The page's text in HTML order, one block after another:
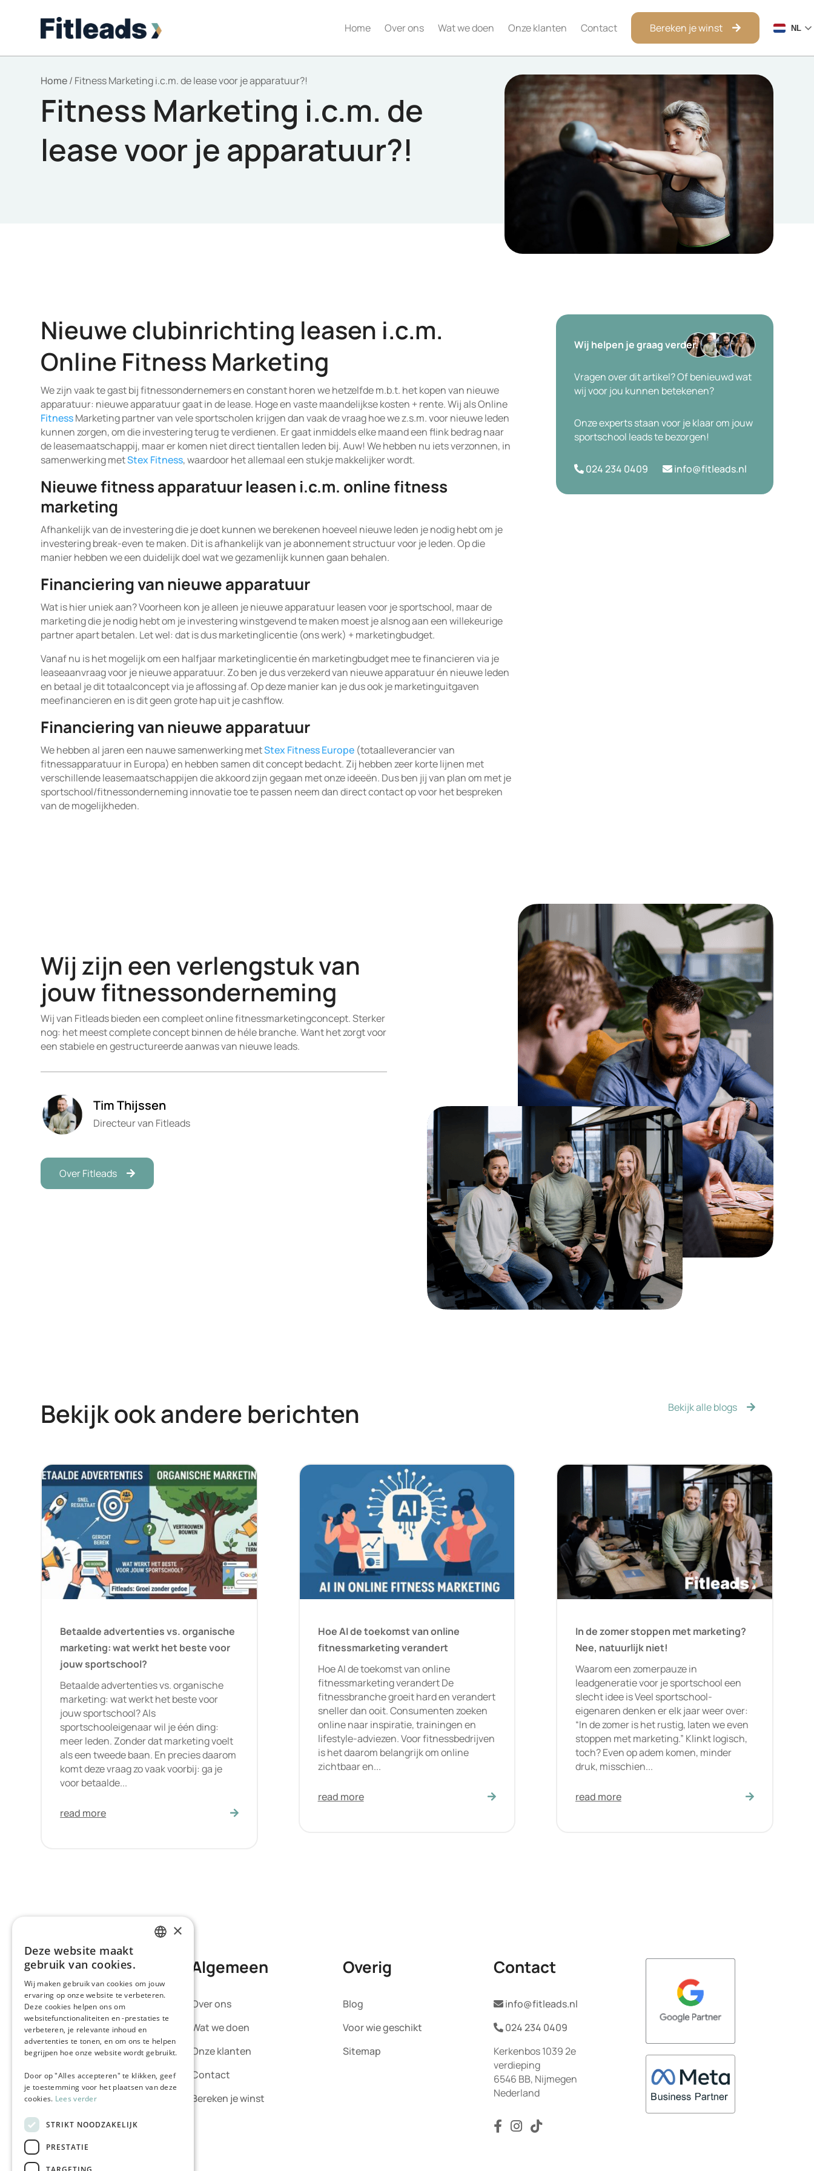
Home Over ons Wat we doen Onze klanten Contact Bereken je winst NL
Home/ Fitness Marketing i.c.m. de lease voor je apparatuur?!
Fitness Marketing i.c.m. de
lease voor je apparatuur?!
Nieuwe clubinrichting leasen i.c.m.
Online Fitness Marketing
We zijn vaak te gast bij fitnessondernemers en constant horen we hetzelfde m.b.t. het kopen van nieuwe
apparatuur: nieuwe apparatuur gaat in de lease. Hoge en vaste maandelijkse kosten + rente. Wij als Online
FitnessMarketing partner van vele sportscholen krijgen dan vaak de vraag hoe we z.s.m. voor nieuwe leden
kunnen zorgen, om die investering terug te verdienen. Er gaat inmiddels elke maand een flink bedrag naar
de leasemaatschappij, maar er komen niet direct tientallen leden bij. Auw! We hebben nu iets verzonnen, in
samenwerking metStex Fitness, waardoor het allemaal een stukje makkelijker wordt.
Nieuwe fitness apparatuur leasen i.c.m. online fitness
marketing
Afhankelijk van de investering die je doet kunnen we berekenen hoeveel nieuwe leden je nodig hebt om je
investering break-even te maken. Dit is afhankelijk van je abonnement structuur voor je leden. Op die
manier hebben we een duidelijk doel wat we gezamenlijk kunnen gaan behalen.
Financiering van nieuwe apparatuur
Wat is hier uniek aan? Voorheen kon je alleen je nieuwe apparatuur leasen voor je sportschool, maar de
marketing die je nodig hebt om je investering winstgevend te maken moest je alsnog aan een willekeurige
partner apart betalen. Let wel: dat is dus marketinglicentie (ons werk) + marketingbudget.
Vanaf nu is het mogelijk om een halfjaar marketinglicentie én marketingbudget mee te financieren via je
leaseaanvraag voor je nieuwe apparatuur. Zo ben je dus verzekerd van nieuwe apparatuur én nieuwe leden
en betaal je dit totaalconcept via je aflossing af. Op deze manier kan je dus ook je marketinguitgaven
meefinancieren en is dit geen grote hap uit je cashflow.
Financiering van nieuwe apparatuur
We hebben al jaren een nauwe samenwerking metStex Fitness Europe (totaalleverancier van
fitnessapparatuur in Europa) en hebben samen dit concept bedacht. Zij hebben zeer korte lijnen met
verschillende leasemaatschappijen die akkoord zijn gegaan met onze ideeën. Dus ben jij van plan om met je
sportschool/fitnessonderneming innovatie toe te passen neem dan direct contact op voor het bespreken
van de mogelijkheden.
Wij helpen je graag verder.
Vragen over dit artikel? Of benieuwd wat
wij voor jou kunnen betekenen?
Onze experts staan voor je klaar om jouw
sportschool leads te bezorgen!
024 234 0409 info@fitleads.nl
Wij zijn een verlengstuk van
jouw fitnessonderneming
Wij van Fitleads bieden een compleet online fitnessmarketingconcept. Sterker
nog: het meest complete concept binnen de héle branche. Want het zorgt voor
een stabiele en gestructureerde aanwas van nieuwe leads.
Tim Thijssen
Directeur van Fitleads
Over Fitleads
Bekijk ook andere berichten Bekijk alle blogs
Betaalde advertenties vs. organische
marketing: wat werkt het beste voor
jouw sportschool?
Betaalde advertenties vs. organische
marketing: wat werkt het beste voor
jouw sportschool? Als
sportschooleigenaar wil je één ding:
meer leden. Zonder dat marketing voelt
als een tweede baan. En precies daarom
komt deze vraag zo vaak voorbij: ga je
voor betaalde...
read more
Hoe AI de toekomst van online
fitnessmarketing verandert
Hoe AI de toekomst van online
fitnessmarketing verandert De
fitnessbranche groeit hard en verandert
sneller dan ooit. Consumenten zoeken
online naar inspiratie, trainingen en
lifestyle-adviezen. Voor fitnessbedrijven
is het daarom belangrijk om online
zichtbaar en...
read more
In de zomer stoppen met marketing?
Nee, natuurlijk niet!
Waarom een zomerpauze in
leadgeneratie voor je sportschool een
slecht idee is Veel sportschool-
eigenaren denken er elk jaar weer over:
“In de zomer is het rustig, laten we even
stoppen met marketing.” Klinkt logisch,
toch? Even op adem komen, minder
druk, misschien...
read more
Wij van Fitleads bieden een
compleet online
fitnessmarketingconcept.
Sterker nog: het meest
complete concept binnen de
Algemeen
Over ons
Wat we doen
Onze klanten
Contact
Bereken je winst
Overig
Blog
Voor wie geschikt
Sitemap
Contact
info@fitleads.nl
024 234 0409
Kerkenbos 1039 2e
verdieping
6546 BB, Nijmegen
Nederland
×
Deze website maakt
gebruik van cookies.
Wij maken gebruik van cookies om jouw
ervaring op onze website te verbeteren.
Deze cookies helpen ons om
websitefunctionaliteiten en -prestaties te
verbeteren, je relevante inhoud en
advertenties te tonen, en om ons te helpen
begrijpen hoe onze website wordt gebruikt.
Door op "Alles accepteren" te klikken, geef
je toestemming voor het plaatsen van deze
cookies. Lees verder
STRIKT NOODZAKELIJK
PRESTATIE